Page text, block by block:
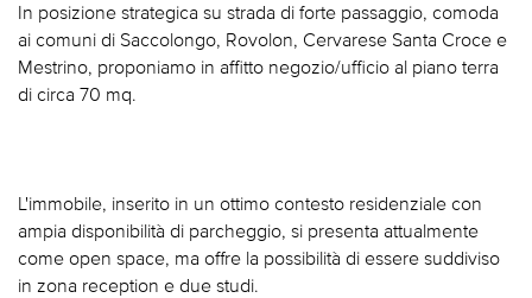
In posizione strategica su strada di forte passaggio, comoda
ai comuni di Saccolongo, Rovolon, Cervarese Santa Croce e
Mestrino, proponiamo in affitto negozio/ufficio al piano terra
di circa 70 mq.
L'immobile, inserito in un ottimo contesto residenziale con
ampia disponibilità di parcheggio, si presenta attualmente
come open space, ma offre la possibilità di essere suddiviso
in zona reception e due studi.